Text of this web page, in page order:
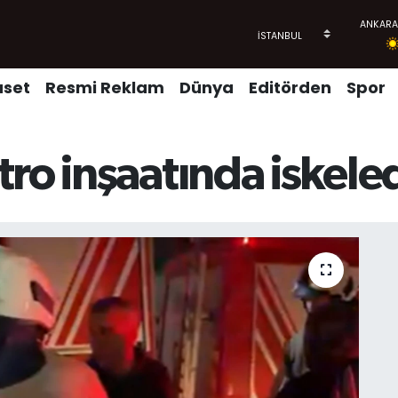
Resmi Reklam Dünya Editörden Spor
inşaatında